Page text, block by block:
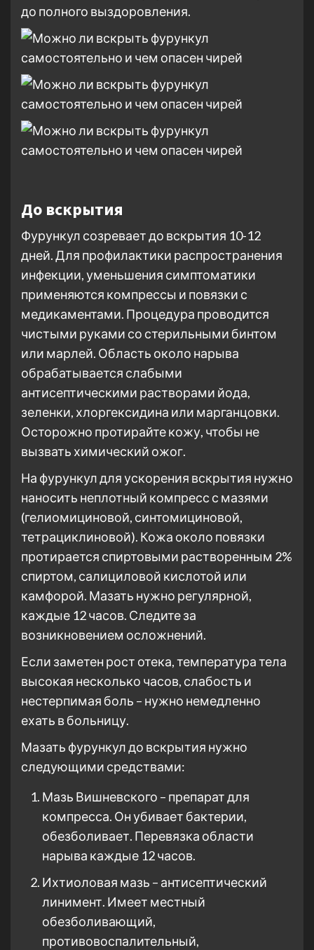
до полного выздоровления.
До вскрытия
Фурункул созревает до вскрытия 10-12
дней. Для профилактики распространения
инфекции, уменьшения симптоматики
применяются компрессы и повязки с
медикаментами. Процедура проводится
чистыми руками со стерильными бинтом
или марлей. Область около нарыва
обрабатывается слабыми
антисептическими растворами йода,
зеленки, хлоргексидина или марганцовки.
Осторожно протирайте кожу, чтобы не
вызвать химический ожог.
На фурункул для ускорения вскрытия нужно
наносить неплотный компресс с мазями
(гелиомициновой, синтомициновой,
тетрациклиновой). Кожа около повязки
протирается спиртовыми растворенным 2%
спиртом, салициловой кислотой или
камфорой. Мазать нужно регулярной,
каждые 12 часов. Следите за
возникновением осложнений.
Если заметен рост отека, температура тела
высокая несколько часов, слабость и
нестерпимая боль – нужно немедленно
ехать в больницу.
Мазать фурункул до вскрытия нужно
следующими средствами:
Мазь Вишневского – препарат для
компресса. Он убивает бактерии,
обезболивает. Перевязка области
нарыва каждые 12 часов.
Ихтиоловая мазь – антисептический
линимент. Имеет местный
обезболивающий,
противовоспалительный,